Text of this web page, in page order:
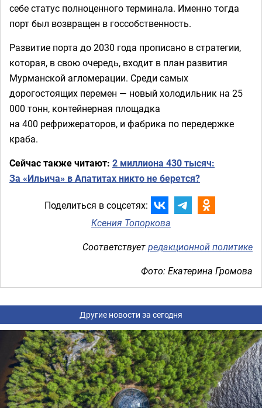
себе статус полноценного терминала. Именно тогда
порт был возвращен в госсобственность.
Развитие порта до 2030 года прописано в стратегии,
которая, в свою очередь, входит в план развития
Мурманской агломерации. Среди самых
дорогостоящих перемен — новый холодильник на 25
000 тонн, контейнерная площадка
на 400 рефрижераторов, и фабрика по передержке
краба.
Сейчас также читают: 2 миллиона 430 тысяч:
За «Ильича» в Апатитах никто не берется?
Поделиться в соцсетях:
Ксения Топоркова
Соответствуетредакционной политике
Фото: Екатерина Громова
Другие новости за сегодня